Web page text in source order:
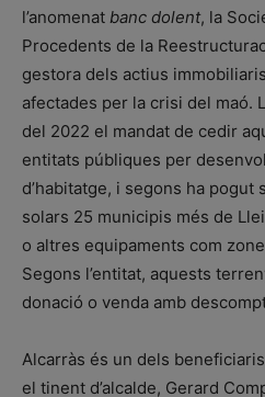
l’anomenat banc dolent, la
Procedents de la
gestora dels actius
afectades per la crisi del maó.
del 2022 el mandat de cedir
entitats públiques per
d’habitatge, i segons ha pogut
solars 25 municipis més de
o altres equipaments com
Segons l’entitat, aquests
donació o venda amb
Alcarràs és un dels
el tinent d’alcalde, Gerard